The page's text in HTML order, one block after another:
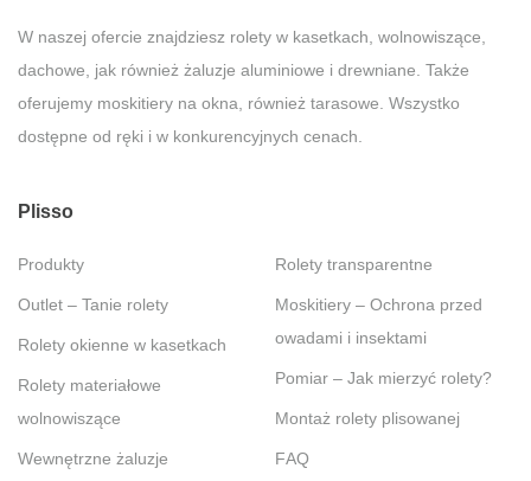
W naszej ofercie znajdziesz rolety w kasetkach, wolnowiszące,
dachowe, jak również żaluzje aluminiowe i drewniane. Także
oferujemy moskitiery na okna, również tarasowe. Wszystko
dostępne od ręki i w konkurencyjnych cenach.
Plisso
Produkty
Outlet – Tanie rolety
Rolety okienne w kasetkach
Rolety materiałowe
wolnowiszące
Wewnętrzne żaluzje
Rolety transparentne
Moskitiery – Ochrona przed
owadami i insektami
Pomiar – Jak mierzyć rolety?
Montaż rolety plisowanej
FAQ